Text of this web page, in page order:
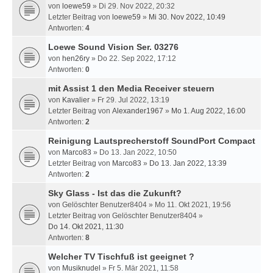
von loewe59 » Di 29. Nov 2022, 20:32
Letzter Beitrag von loewe59 » Mi 30. Nov 2022, 10:49
Antworten: 4
Loewe Sound Vision Ser. 03276
von hen26ry » Do 22. Sep 2022, 17:12
Antworten: 0
mit Assist 1 den Media Receiver steuern
von Kavalier » Fr 29. Jul 2022, 13:19
Letzter Beitrag von Alexander1967 » Mo 1. Aug 2022, 16:00
Antworten: 2
Reinigung Lautsprecherstoff SoundPort Compact
von Marco83 » Do 13. Jan 2022, 10:50
Letzter Beitrag von Marco83 » Do 13. Jan 2022, 13:39
Antworten: 2
Sky Glass - Ist das die Zukunft?
von Gelöschter Benutzer8404 » Mo 11. Okt 2021, 19:56
Letzter Beitrag von Gelöschter Benutzer8404 »
Do 14. Okt 2021, 11:30
Antworten: 8
Welcher TV Tischfuß ist geeignet ?
von Musiknudel » Fr 5. Mär 2021, 11:58